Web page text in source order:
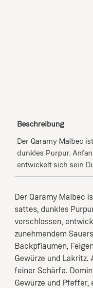
Beschreibung
Der Qaramy Malbec
dunkles Purpur.
entwickelt sich sein
Der Qaramy Malbec
sattes, dunkles
verschlossen,
zunehmendem
Backpflaumen,
Gewürze und Lakritz.
feiner Schärfe.
Gewürze und Pfeffer,